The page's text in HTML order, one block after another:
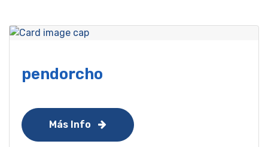
pendorcho
Más Info